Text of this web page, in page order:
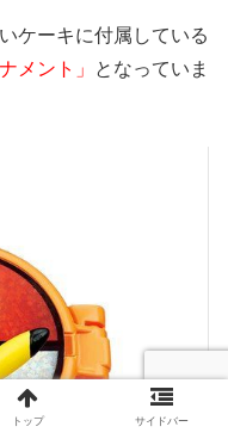
ケーキに付属している
メント」
となっていま
トップ サイドバー